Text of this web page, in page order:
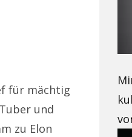
für mächtig
und
zu Elon